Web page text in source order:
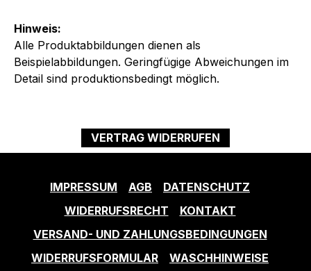
Hinweis:
Alle Produktabbildungen dienen als
Beispielabbildungen. Geringfügige Abweichungen im
Detail sind produktionsbedingt möglich.
VERTRAG WIDERRUFEN
IMPRESSUM AGB
DATENSCHUTZ
WIDERRUFSRECHT
KONTAKT
VERSAND- UND ZAHLUNGSBEDINGUNGEN
WIDERRUFSFORMULAR
WASCHHINWEISE